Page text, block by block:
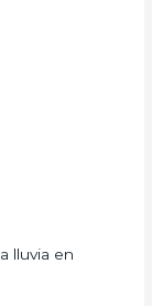
lluvia en